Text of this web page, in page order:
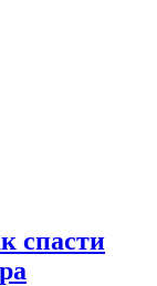
спасти